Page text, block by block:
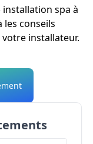
spa à
les conseils
installateur.